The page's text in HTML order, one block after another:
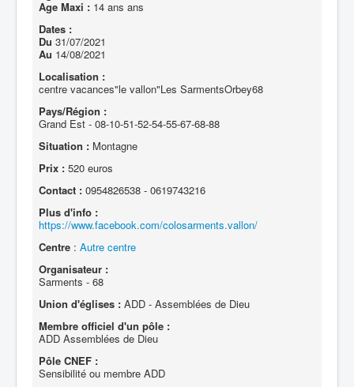
Age Maxi : 14 ans ans
Dates :
Du 31/07/2021
Au 14/08/2021
Localisation :
centre vacances"le vallon"Les SarmentsOrbey68
Pays/Région :
Grand Est - 08-10-51-52-54-55-67-68-88
Situation : Montagne
Prix : 520 euros
Contact : 0954826538 - 0619743216
Plus d'info :
https://www.facebook.com/colosarments.vallon/
Centre : Autre centre
Organisateur :
Sarments - 68
Union d'églises : ADD - Assemblées de Dieu
Membre officiel d'un pôle :
ADD Assemblées de Dieu
Pôle CNEF :
Sensibilité ou membre ADD